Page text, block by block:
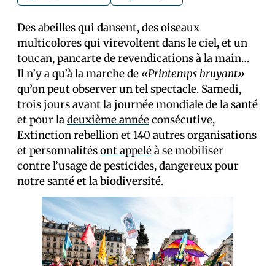
Des abeilles qui dansent, des oiseaux
multicolores qui virevoltent dans le ciel, et un
toucan, pancarte de revendications à la main…
Il n’y a qu’à la marche de «Printemps bruyant»
qu’on peut observer un tel spectacle. Samedi,
trois jours avant la journée mondiale de la santé
et pour ladeuxième annéeconsécutive,
Extinction rebellion et 140 autres organisations
et personnalitésont appeléà se mobiliser
contre l’usage de pesticides, dangereux pour
notre santé et la biodiversité.